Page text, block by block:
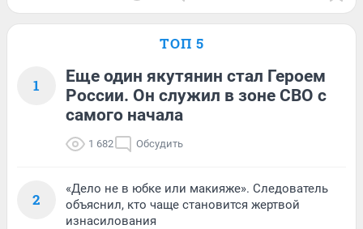
ТОП 5
1
Еще один якутянин стал Героем
России. Он служил в зоне СВО с
самого начала
1 682 Обсудить
2
«Дело не в юбке или макияже». Следователь
объяснил, кто чаще становится жертвой
изнасилования